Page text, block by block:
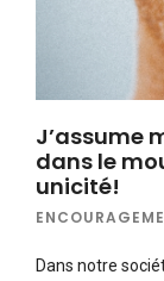
J’assume
dans le
unicité!
Dans notre